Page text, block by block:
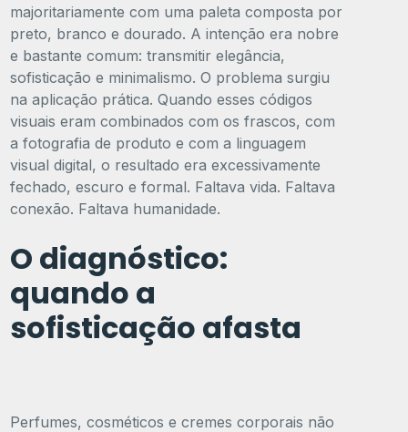
majoritariamente com uma paleta composta por
preto, branco e dourado. A intenção era nobre
e bastante comum: transmitir elegância,
sofisticação e minimalismo. O problema surgiu
na aplicação prática. Quando esses códigos
visuais eram combinados com os frascos, com
a fotografia de produto e com a linguagem
visual digital, o resultado era excessivamente
fechado, escuro e formal. Faltava vida. Faltava
conexão. Faltava humanidade.
O diagnóstico:
quando a
sofisticação afasta
Perfumes, cosméticos e cremes corporais não